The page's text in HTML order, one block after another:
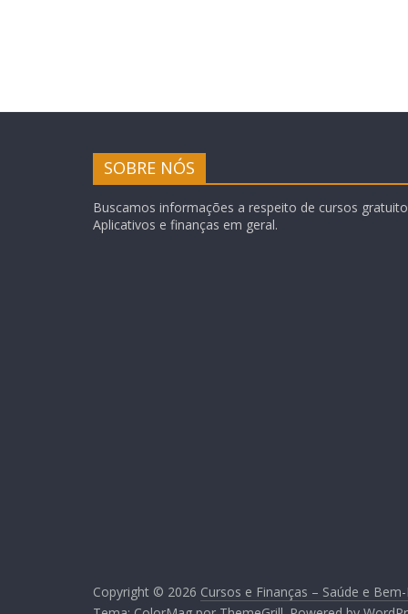
SOBRE NÓS
Buscamos informações a respeito de cursos
Aplicativos e finanças em geral.
Copyright © 2026 Cursos e Finanças – Saúde e